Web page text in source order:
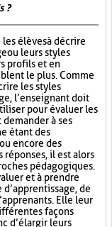
?
élèves à décrire
ou leurs styles
profils et en
le plus. Comme
les styles
l’enseignant doit
pour évaluer les
à ses
étant des
encore des
réponses, il est alors
pédagogiques.
et à prendre
de
Elle leur
façons
d’élargir leurs